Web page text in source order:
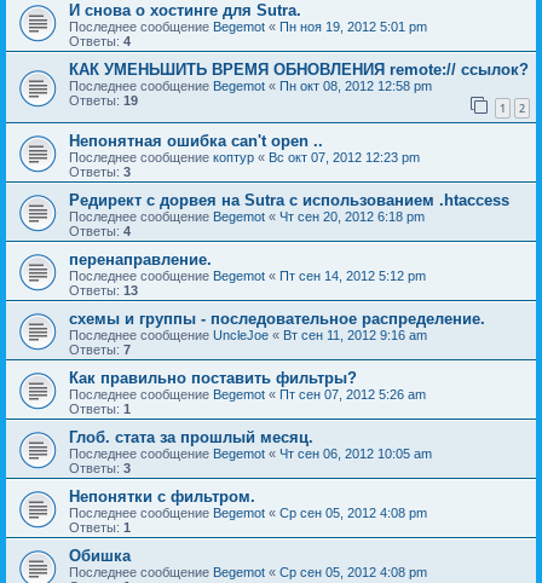
И снова о хостинге для Sutra.
Последнее сообщение Begemot « Пн ноя 19, 2012 5:01 pm
Ответы: 4
КАК УМЕНЬШИТЬ ВРЕМЯ ОБНОВЛЕНИЯ remote:// ссылок?
Последнее сообщение Begemot « Пн окт 08, 2012 12:58 pm
Ответы: 19 1 2
Непонятная ошибка can't open ..
Последнее сообщение коптур « Вс окт 07, 2012 12:23 pm
Ответы: 3
Редирект с дорвея на Sutra с использованием .htaccess
Последнее сообщение Begemot « Чт сен 20, 2012 6:18 pm
Ответы: 4
перенаправление.
Последнее сообщение Begemot « Пт сен 14, 2012 5:12 pm
Ответы: 13
схемы и группы - последовательное распределение.
Последнее сообщение UncleJoe « Вт сен 11, 2012 9:16 am
Ответы: 7
Как правильно поставить фильтры?
Последнее сообщение Begemot « Пт сен 07, 2012 5:26 am
Ответы: 1
Глоб. стата за прошлый месяц.
Последнее сообщение Begemot « Чт сен 06, 2012 10:05 am
Ответы: 3
Непонятки с фильтром.
Последнее сообщение Begemot « Ср сен 05, 2012 4:08 pm
Ответы: 1
Обишка
Последнее сообщение Begemot « Ср сен 05, 2012 4:08 pm